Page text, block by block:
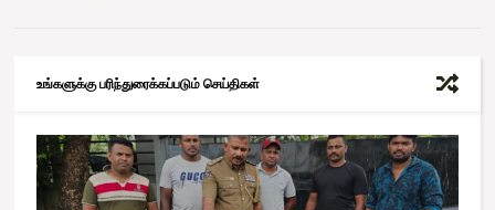
உங்களுக்கு பரிந்துரைக்கப்படும் செய்திகள்